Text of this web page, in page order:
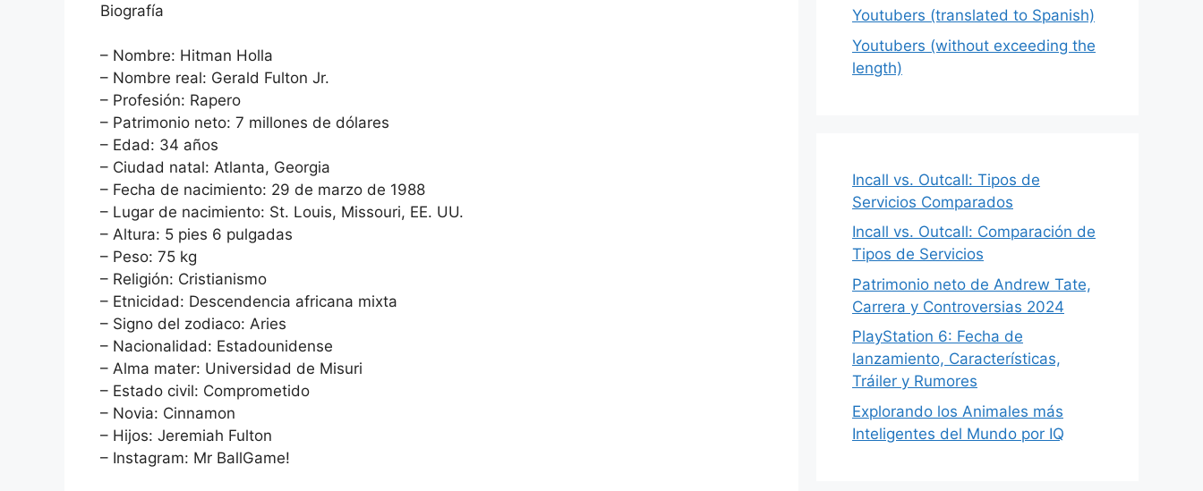
Biografía
– Nombre: Hitman Holla
– Nombre real: Gerald Fulton Jr.
– Profesión: Rapero
– Patrimonio neto: 7 millones de dólares
– Edad: 34 años
– Ciudad natal: Atlanta, Georgia
– Fecha de nacimiento: 29 de marzo de 1988
– Lugar de nacimiento: St. Louis, Missouri, EE. UU.
– Altura: 5 pies 6 pulgadas
– Peso: 75 kg
– Religión: Cristianismo
– Etnicidad: Descendencia africana mixta
– Signo del zodiaco: Aries
– Nacionalidad: Estadounidense
– Alma mater: Universidad de Misuri
– Estado civil: Comprometido
– Novia: Cinnamon
– Hijos: Jeremiah Fulton
– Instagram: Mr BallGame!
Youtubers (translated to Spanish)
Youtubers (without exceeding the
length)
Incall vs. Outcall: Tipos de
Servicios Comparados
Incall vs. Outcall: Comparación de
Tipos de Servicios
Patrimonio neto de Andrew Tate,
Carrera y Controversias 2024
PlayStation 6: Fecha de
lanzamiento, Características,
Tráiler y Rumores
Explorando los Animales más
Inteligentes del Mundo por IQ